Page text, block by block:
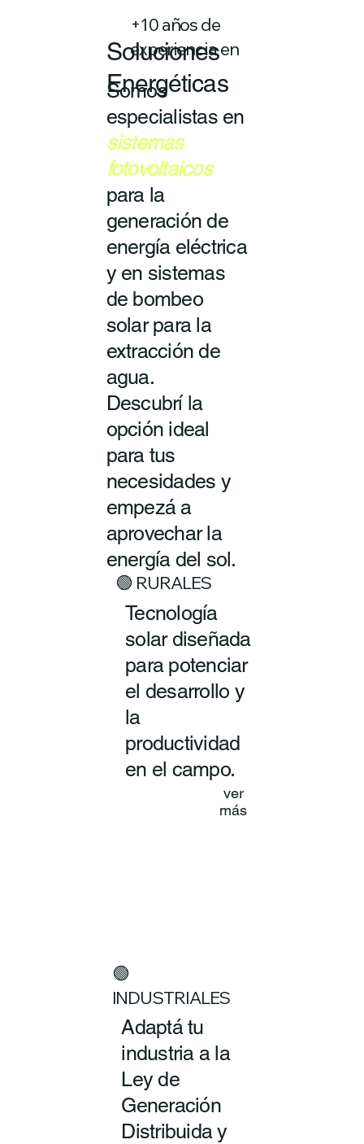
Soluciones
Energéticas
+10 años de
experiencia en
Somos
especialistas en
sistemas
fotovoltaicos
para la
generación de
energía eléctrica
y en sistemas
de bombeo
solar para la
extracción de
agua.
Descubrí la
opción ideal
para tus
necesidades y
empezá a
aprovechar la
energía del sol.
🟢 RURALES
Tecnología
solar diseñada
para potenciar
el desarrollo y
la
productividad
en el campo.
ver
más
🟢
INDUSTRIALES
Adaptá tu
industria a la
Ley de
Generación
Distribuida y